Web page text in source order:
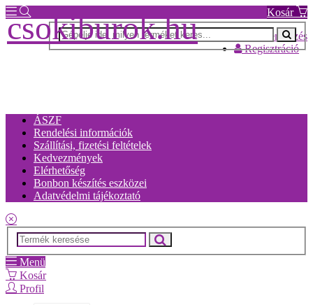
Kosár
Bejelentkezés
Regisztráció
csokiburok.hu
ÁSZF
Rendelési információk
Szállítási, fizetési feltételek
Kedvezmények
Elérhetőség
Bonbon készítés eszközei
Adatvédelmi tájékoztató
Menü
Kosár
Profil